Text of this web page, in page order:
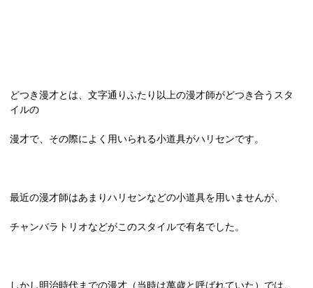
どつき漫才とは、文字通りふたり以上の漫才師がどつき合うスタ
イルの
漫才で、その際によく用いられる小道具がハリセンです。
最近の漫才師はあまりハリセンなどの小道具を用いませんが、
チャンバラトリオなどがこのスタイルで有名でした。
しかし明治時代までの漫才（当時は萬歳と呼ばれていた）では、